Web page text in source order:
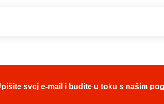
svoj e-mail i budite u toku s našim